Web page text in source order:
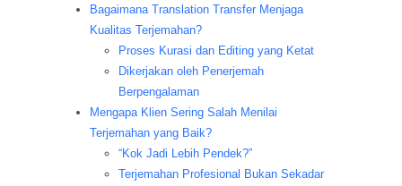
Bagaimana Translation Transfer Menjaga
Kualitas Terjemahan?
Proses Kurasi dan Editing yang Ketat
Dikerjakan oleh Penerjemah
Berpengalaman
Mengapa Klien Sering Salah Menilai
Terjemahan yang Baik?
“Kok Jadi Lebih Pendek?”
Terjemahan Profesional Bukan Sekadar